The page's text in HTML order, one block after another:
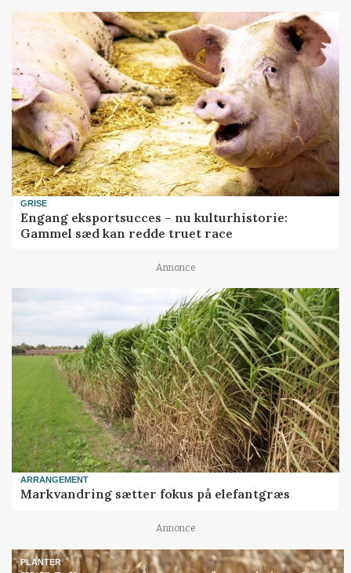
GRISE
Engang eksportsucces – nu kulturhistorie:
Gammel sæd kan redde truet race
Annonce
ARRANGEMENT
Markvandring sætter fokus på elefantgræs
Annonce
PLANTER